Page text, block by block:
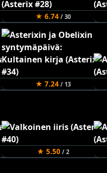
★ 6.74/ 30
★ 7.24/ 13
★ 5.50/ 2